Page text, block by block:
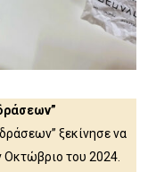
ξεκίνησε να
Οκτώβριο του 2024.